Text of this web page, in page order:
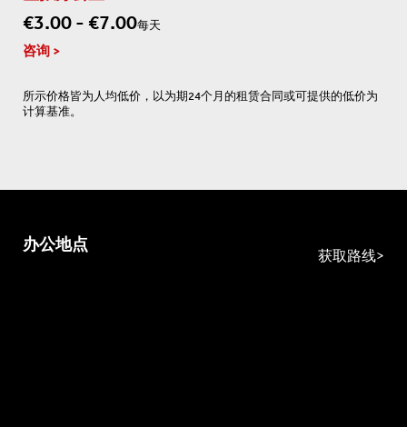
€3.00 - €7.00每天
咨询
所示价格皆为人均低价，以为期24个月的租赁合同或可提供的低价为
计算基准。
办公地点
获取路线